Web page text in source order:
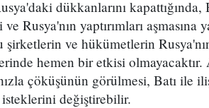
dükkanlarını
Rusya'nın yaptırımları aşmasına
şirketlerin ve hükümetlerin
hemen bir etkisi olmayacaktır.
çöküşünün görülmesi, Batı ile
değiştirebilir.